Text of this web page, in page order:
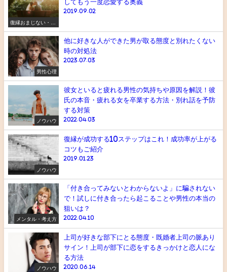
復縁おまじない・ス
ピリチュアル
してもう一度恋愛する奥義
2019.09.02
男性心理
他に好きな人ができた男が取る態度と別れたくない
時の対処法
2023.07.03
ノウハウ
彼女といると疲れる男性の気持ちや原因を解説！彼
氏の本音・疲れる女を卒業する方法・別れ話を予防
する対策
2022.04.03
ノウハウ
復縁が成功する10ステップはこれ！成功率が上がる
コツもご紹介
2019.01.23
メンタル・考え方
「付き合ってみないとわからないよ」に騙されない
で！試しに付き合ったら起こることや男性の本当の
狙いは？
2022.04.10
ノウハウ
上司が好きな部下にとる態度・既婚者上司の脈あり
サイン！上司が部下に恋をするきっかけと恋人にな
る方法
2020.06.14